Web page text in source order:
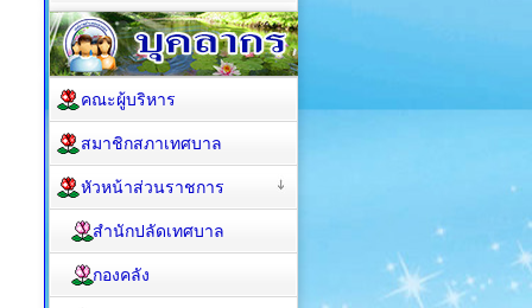
คณะผู้บริหาร
สมาชิกสภาเทศบาล
หัวหน้าส่วนราชการ
สำนักปลัดเทศบาล
กองคลัง